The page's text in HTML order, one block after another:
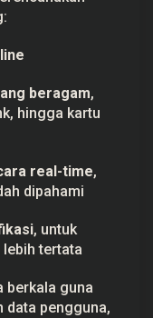
beragam,
hingga kartu
real-time,
dipahami
, untuk
tertata
berkala guna
data pengguna,